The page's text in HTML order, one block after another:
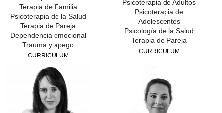
Terapia de Familia
Psicoterapia de la Salud
Terapia de Pareja
Dependencia emocional
Trauma y apego
CURRICULUM
Psicoterapia de Adultos
Psicoterapia de
Adolescentes
Psicología de la Salud
Terapia de Pareja
CURRICULUM